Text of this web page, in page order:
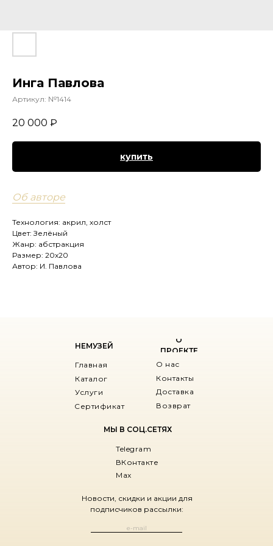
Инга Павлова
Артикул: №1414
20 000 ₽
купить
Об авторе
Технология: акрил, холст
Цвет: Зелёный
Жанр: абстракция
Размер: 20х20
Автор: И. Павлова
Новости, скидки и акции для
подписчиков рассылки:
Главная
Услуги Доставка
О нас
Контакты
Каталог
Возврат
НЕМУЗЕЙ
О
ПРОЕКТЕ
Сертификат
МЫ В СОЦ.СЕТЯХ
Telegram
ВКонтакте
Max